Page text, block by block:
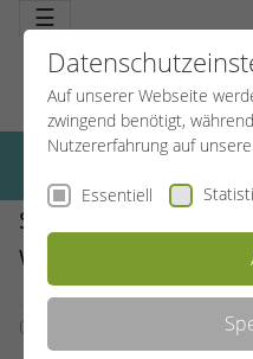
☰
SPORTBUNDREISEN:
WAHL, UNSERE
01.12.2023
Auf unserer Webseite
zwingend benötigt,
Nutzererfahrung auf
Essentiell